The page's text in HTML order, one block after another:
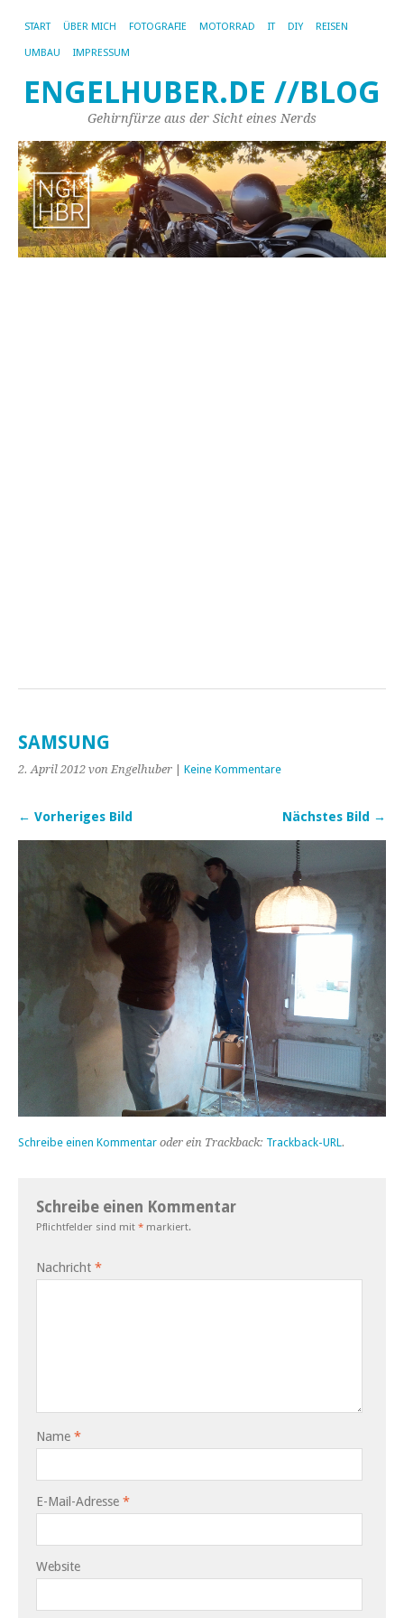
START ÜBER MICH FOTOGRAFIE MOTORRAD IT DIY REISEN
UMBAU IMPRESSUM
ENGELHUBER.DE //BLOG
Gehirnfürze aus der Sicht eines Nerds
SAMSUNG
2. April 2012 von Engelhuber Keine Kommentare
← Vorheriges Bild Nächstes Bild →
Schreibe einen Kommentar oder ein Trackback: Trackback-URL.
Schreibe einen Kommentar
Pflichtfelder sind mit * markiert.
Nachricht *
Name *
E-Mail-Adresse *
Website